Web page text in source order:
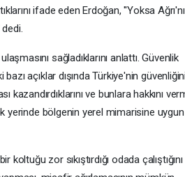
ifade eden Erdoğan, ''Yoksa
sağladıklarını anlattı. Güvenlik
açıklar dışında Türkiye'nin
ve bunlara hakkını
yerinde bölgenin yerel mimarisine uygun
zor sıkıştırdığı odada çalıştığını